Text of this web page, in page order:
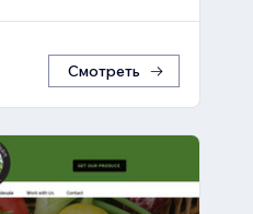
Смотреть